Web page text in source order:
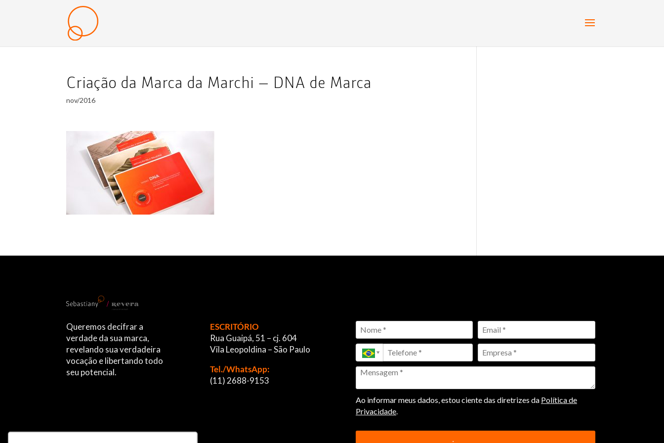
Criação da Marca da Marchi – DNA de Marca
nov/2016
Queremos decifrar a
verdade da sua marca,
revelando sua verdadeira
vocação e libertando todo
seu potencial.
ESCRITÓRIO
Rua Guaipá, 51 – cj. 604
Vila Leopoldina – São Paulo
Tel./WhatsApp:
(11) 2688-9153
Ao informar meus dados, estou ciente das diretrizes da Política de
Privacidade.